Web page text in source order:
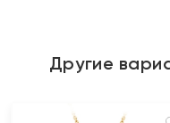
Другие